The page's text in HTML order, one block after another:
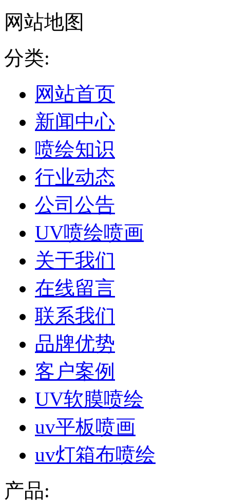
网站地图
分类:
网站首页
新闻中心
喷绘知识
行业动态
公司公告
UV喷绘喷画
关于我们
在线留言
联系我们
品牌优势
客户案例
UV软膜喷绘
uv平板喷画
uv灯箱布喷绘
产品: